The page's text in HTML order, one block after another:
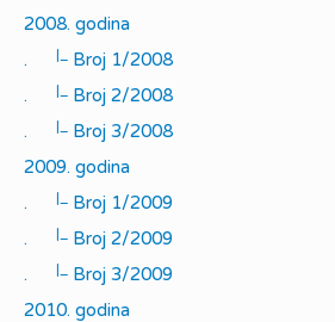
2008. godina
.
|_
Broj 1/2008
.
|_
Broj 2/2008
.
|_
Broj 3/2008
2009. godina
.
|_
Broj 1/2009
.
|_
Broj 2/2009
.
|_
Broj 3/2009
2010. godina